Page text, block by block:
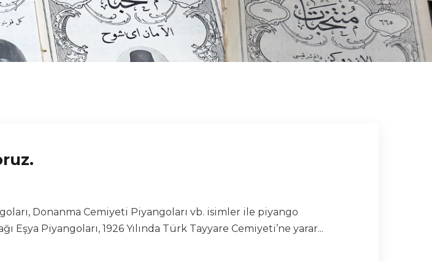
Donanma Cemiyeti Piyangoları vb. isimler ile piyango
Piyangoları, 1926 Yılında Türk Tayyare Cemiyeti’ne yarar...